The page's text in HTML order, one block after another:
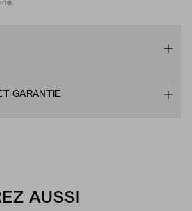
GARANTIE
AUSSI